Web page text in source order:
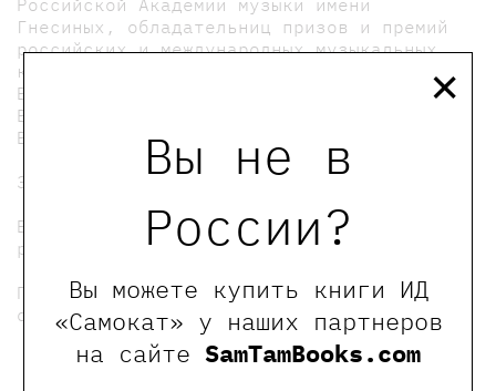
Вы не в
России?
Вы можете купить книги ИД
«Самокат» у наших партнеров
на сайте SamTamBooks.com
×
Российской Академии музыки имени
Гнесиных, обладательниц призов и премий
российских и международных музыкальных
конкурсов, Варвары Игумновой (оркестр
Большого театра, театр Покровского) и
Елены Черных (Центр Оперного Пения Галины
Вишневской, Театр Et Cetera).
3+
Билет необходимо приобрести только для
ребёнка.
Пожалуйста, возьмите с собой сменную
обувь.
мы в телеграмме